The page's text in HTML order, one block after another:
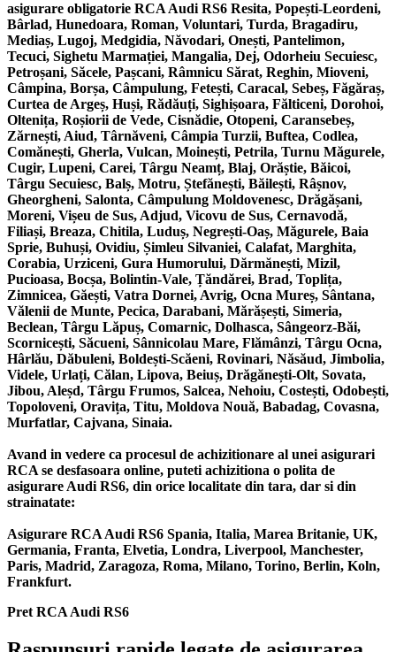
asigurare obligatorie RCA Audi RS6 Resita, Popești-Leordeni,
Bârlad, Hunedoara, Roman, Voluntari, Turda, Bragadiru,
Mediaș, Lugoj, Medgidia, Năvodari, Onești, Pantelimon,
Tecuci, Sighetu Marmației, Mangalia, Dej, Odorheiu Secuiesc,
Petroșani, Săcele, Pașcani, Râmnicu Sărat, Reghin, Mioveni,
Câmpina, Borșa, Câmpulung, Fetești, Caracal, Sebeș, Făgăraș,
Curtea de Argeș, Huși, Rădăuți, Sighișoara, Fălticeni, Dorohoi,
Oltenița, Roșiorii de Vede, Cisnădie, Otopeni, Caransebeș,
Zărnești, Aiud, Târnăveni, Câmpia Turzii, Buftea, Codlea,
Comănești, Gherla, Vulcan, Moinești, Petrila, Turnu Măgurele,
Cugir, Lupeni, Carei, Târgu Neamț, Blaj, Orăștie, Băicoi,
Târgu Secuiesc, Balș, Motru, Ștefănești, Băilești, Râșnov,
Gheorgheni, Salonta, Câmpulung Moldovenesc, Drăgășani,
Moreni, Vișeu de Sus, Adjud, Vicovu de Sus, Cernavodă,
Filiași, Breaza, Chitila, Luduș, Negrești-Oaș, Măgurele, Baia
Sprie, Buhuși, Ovidiu, Șimleu Silvaniei, Calafat, Marghita,
Corabia, Urziceni, Gura Humorului, Dărmănești, Mizil,
Pucioasa, Bocșa, Bolintin-Vale, Țăndărei, Brad, Toplița,
Zimnicea, Găești, Vatra Dornei, Avrig, Ocna Mureș, Sântana,
Vălenii de Munte, Pecica, Darabani, Mărășești, Simeria,
Beclean, Târgu Lăpuș, Comarnic, Dolhasca, Sângeorz-Băi,
Scornicești, Săcueni, Sânnicolau Mare, Flămânzi, Târgu Ocna,
Hârlău, Dăbuleni, Boldești-Scăeni, Rovinari, Năsăud, Jimbolia,
Videle, Urlați, Călan, Lipova, Beiuș, Drăgănești-Olt, Sovata,
Jibou, Aleșd, Târgu Frumos, Salcea, Nehoiu, Costești, Odobești,
Topoloveni, Oravița, Titu, Moldova Nouă, Babadag, Covasna,
Murfatlar, Cajvana, Sinaia.
Avand in vedere ca procesul de achizitionare al unei asigurari
RCA se desfasoara online, puteti achizitiona o polita de
asigurare Audi RS6, din orice localitate din tara, dar si din
strainatate:
Asigurare RCA Audi RS6 Spania, Italia, Marea Britanie, UK,
Germania, Franta, Elvetia, Londra, Liverpool, Manchester,
Paris, Madrid, Zaragoza, Roma, Milano, Torino, Berlin, Koln,
Frankfurt.
Pret RCA Audi RS6